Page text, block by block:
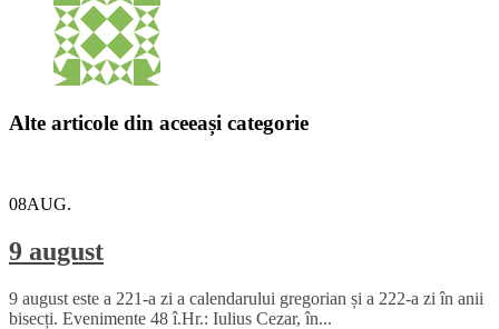
Alte articole din aceeași categorie
08AUG.
9 august
9 august este a 221-a zi a calendarului gregorian și a 222-a zi în anii
bisecți. Evenimente 48 î.Hr.: Iulius Cezar, în...